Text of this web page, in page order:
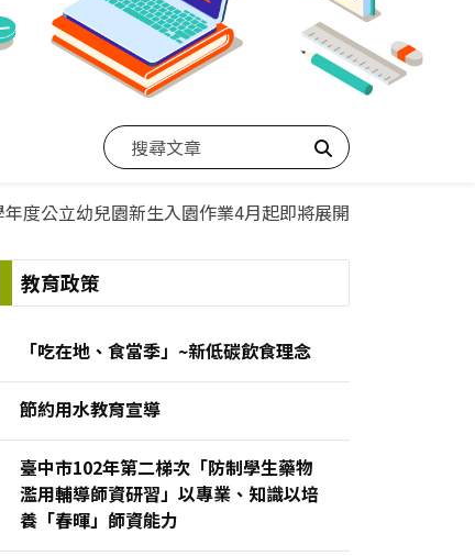
搜尋
度公立幼兒園新生入園作業4月起即將展開
教育政策
「吃在地、食當季」~新低碳飲食理念
節約用水教育宣導
臺中市102年第二梯次「防制學生藥物
濫用輔導師資研習」以專業、知識以培
養「春暉」師資能力